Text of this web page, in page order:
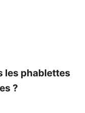
les phablettes
?